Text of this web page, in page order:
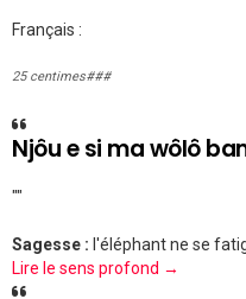
Français :
25 centimes###
Njôu e si ma wôlô
""
Sagesse : l'éléphant ne se
Lire le sens profond →